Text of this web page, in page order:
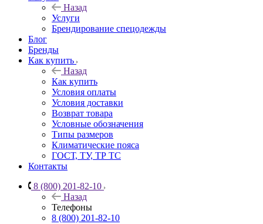
Назад
Услуги
Брендирование спецодежды
Блог
Бренды
Как купить
Назад
Как купить
Условия оплаты
Условия доставки
Возврат товара
Условные обозначения
Типы размеров
Климатические пояса
ГОСТ, ТУ, ТР ТС
Контакты
8 (800) 201-82-10
Назад
Телефоны
8 (800) 201-82-10